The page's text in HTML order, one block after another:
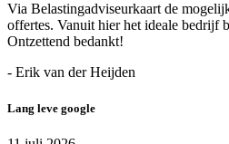
Via Belastingadviseurkaart de
offertes. Vanuit hier het ideale bedrijf
Ontzettend bedankt!
- Erik van der Heijden
Lang leve google